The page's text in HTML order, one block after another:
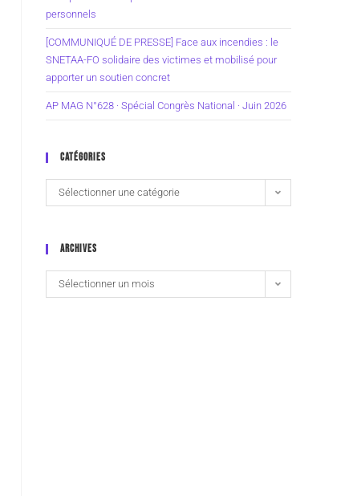
personnels
[COMMUNIQUÉ DE PRESSE] Face aux incendies : le
SNETAA-FO solidaire des victimes et mobilisé pour
apporter un soutien concret
AP MAG N°628 · Spécial Congrès National · Juin 2026
CATÉGORIES
Sélectionner une catégorie
ARCHIVES
Sélectionner un mois